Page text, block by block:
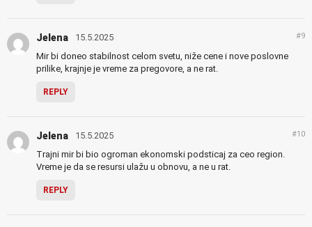
Jelena 15.5.2025 #9
Mir bi doneo stabilnost celom svetu, niže cene i nove poslovne
prilike, krajnje je vreme za pregovore, a ne rat.
REPLY
Jelena 15.5.2025 #10
Trajni mir bi bio ogroman ekonomski podsticaj za ceo region.
Vreme je da se resursi ulažu u obnovu, a ne u rat.
REPLY